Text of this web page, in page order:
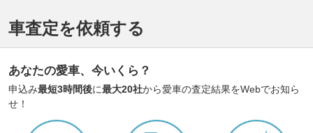
車査定を依頼する
あなたの愛車、今いくら？
申込み最短3時間後に最大20社から愛車の査定結果をWebでお知ら
せ！